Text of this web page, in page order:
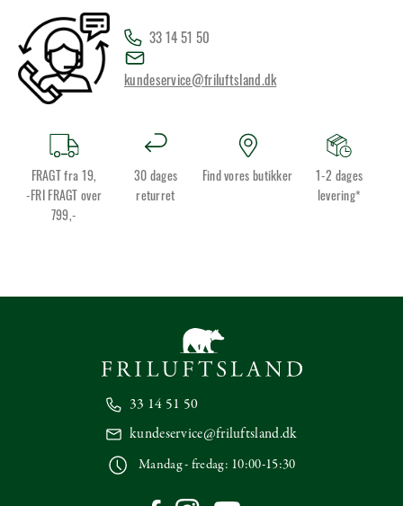
33 14 51 50
kundeservice@friluftsland.dk
FRAGT fra 19,
-FRI FRAGT over
799,-
30 dages
returret
Find vores butikker
1-2 dages
levering*
33 14 51 50
kundeservice@friluftsland.dk
Mandag - fredag: 10:00-15:30